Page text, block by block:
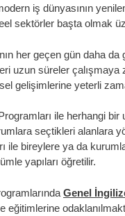
iş dünyasının
sektörler başta olmak
her geçen gün daha
uzun süreler
gelişimlerine yeterli
ile herhangi bir
seçtikleri alanlara
ile bireylere ya da
yapıları öğretilir.
Genel